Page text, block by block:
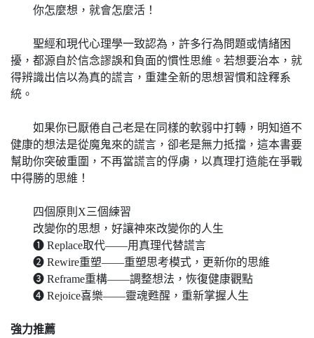
你怎麼想，就會怎麼活！
聖經和現代心理學一致認為，許多行為問題或情緒困
擾，都源自於信念謬誤和負面的慣性思維。若想要治本，就
得辨識出信以為真的謊言，重建全新的思想習慣和詮釋系
統。
如果你已厭倦自己老是在同樣的軟弱中打轉，明知道不
健康的想法是從魔鬼來的謊言，卻老是無力抵擋，這本書要
幫助你突破重圍，不再當謊言的俘虜，以真理打造能在爭戰
中得勝的思維！
四個原則X三個練習
改變你的思想，好讓神來改變你的人生
❶ Replace取代——用真理代替謊言
❷ Rewire重塑——重塑思考模式，更新你的思維
❸ Reframe重構——調整想法，恢復健康觀點
❹ Rejoice喜樂——靈魂甦醒，重新掌握人生
強力推薦